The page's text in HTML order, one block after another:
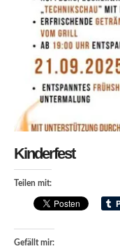
Kinderfest
Teilen mit:
Gefällt mir: